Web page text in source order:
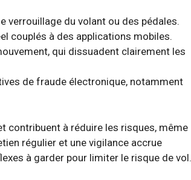
verrouillage du volant ou des pédales.
couplés à des applications mobiles.
qui dissuadent clairement les
de fraude électronique, notamment
contribuent à réduire les risques, même
régulier et une vigilance accrue
à garder pour limiter le risque de vol.